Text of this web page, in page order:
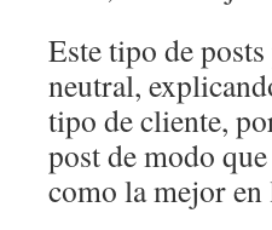
Este tipo de
neutral,
tipo de cliente,
post de modo
como la mejor